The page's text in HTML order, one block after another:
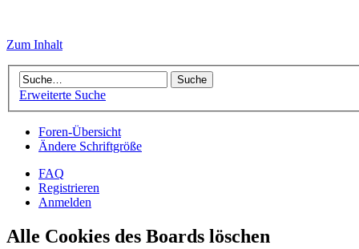
Zum Inhalt
Erweiterte Suche
Foren-Übersicht
Ändere Schriftgröße
FAQ
Registrieren
Anmelden
Alle Cookies des Boards löschen